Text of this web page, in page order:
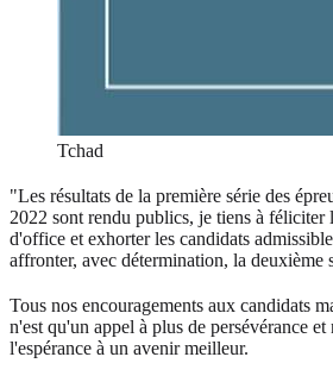
Tchad
"Les résultats de la première série des
2022 sont rendu publics, je tiens à féliciter
d'office et exhorter les candidats
affronter, avec détermination, la deuxième
Tous nos encouragements aux candidats
n'est qu'un appel à plus de persévérance
l'espérance à un avenir meilleur.